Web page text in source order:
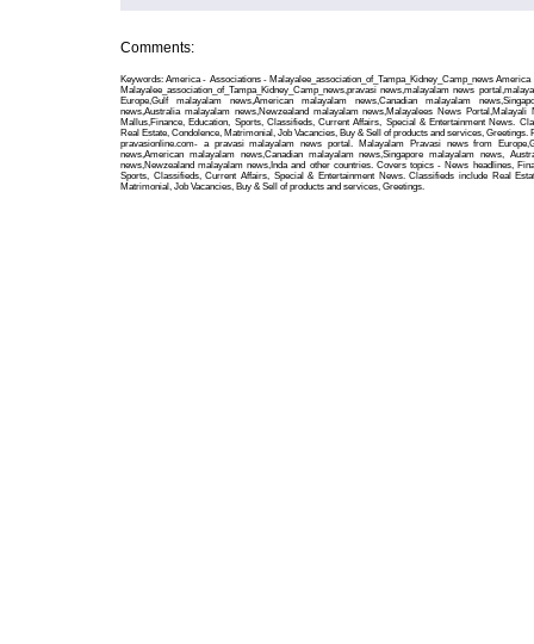
Comments:
Keywords: America - Associations - Malayalee_association_of_Tampa_Kidney_Camp_news
Malayalee_association_of_Tampa_Kidney_Camp_news,pravasi news,malayalam news
Europe,Gulf malayalam news,American malayalam news,Canadian malayalam
news,Australia malayalam news,Newzealand malayalam news,Malayalees News Portal,Malayali
Mallus,Finance, Education, Sports, Classifieds, Current Affairs, Special & Entertainment News.
Real Estate, Condolence, Matrimonial, Job Vacancies, Buy & Sell of products and services, Greetings.
pravasionline.com- a pravasi malayalam news portal. Malayalam Pravasi news from
news,American malayalam news,Canadian malayalam news,Singapore malayalam news,
news,Newzealand malayalam news,Inda and other countries. Covers topics - News headlines,
Sports, Classifieds, Current Affairs, Special & Entertainment News. Classifieds include Real
Matrimonial, Job Vacancies, Buy & Sell of products and services, Greetings.